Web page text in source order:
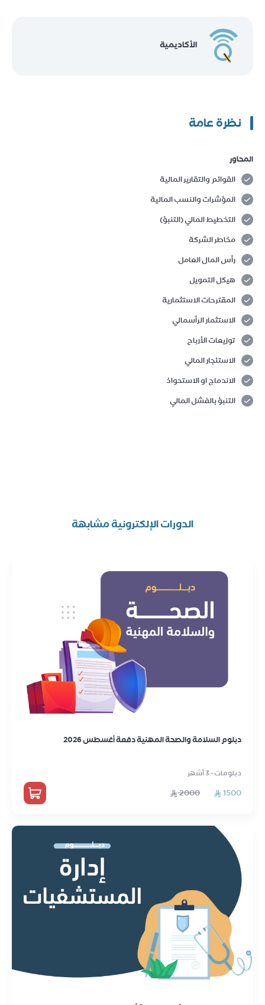
الأكاديمية
نظرة عامة
المحاور
القوائم والتقارير المالية
المؤشرات والنسب المالية
التخطيط المالي (التنبؤ)
مخاطر الشركة
رأس المال العامل
هيكل التمويل
المقترحات الاستثمارية
الاستثمار الرأسمالي
توزيعات الأرباح
الاستئجار المالي
الاندماج او الاستحواذ
التنبؤ بالفشل المالي
الدورات الإلكترونية مشابهة
دبلوم السلامة والصحة المهنية دفعة أغسطس 2026
دبلومات - 3 أشهر
1500
2000